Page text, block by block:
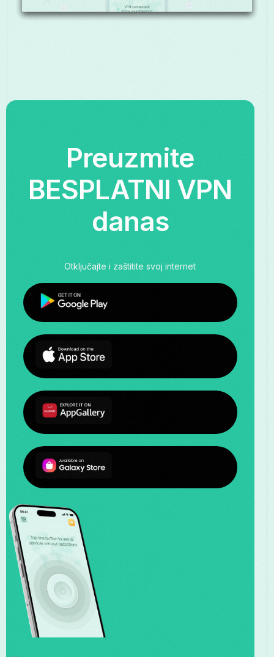
Preuzmite
BESPLATNI VPN
danas
Otključajte i zaštitite svoj internet